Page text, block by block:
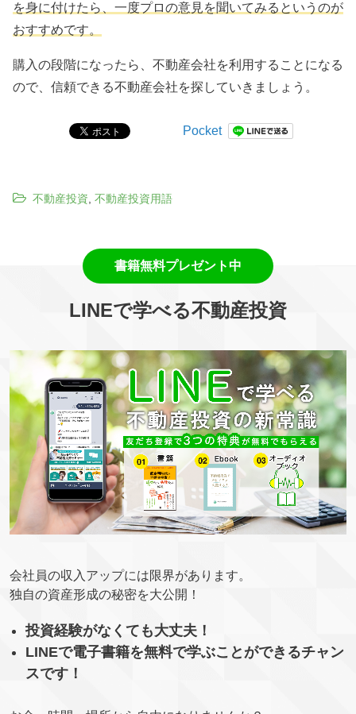
を身に付けたら、一度プロの意見を聞いてみるというのが
おすすめです。
購入の段階になったら、不動産会社を利用することになる
ので、信頼できる不動産会社を探していきましょう。
Pocket
不動産投資, 不動産投資用語
LINEで学べる不動産投資
会社員の収入アップには限界があります。
独自の資産形成の秘密を大公開！
投資経験がなくても大丈夫！
LINEで電子書籍を無料で学ぶことができるチャン
スです！